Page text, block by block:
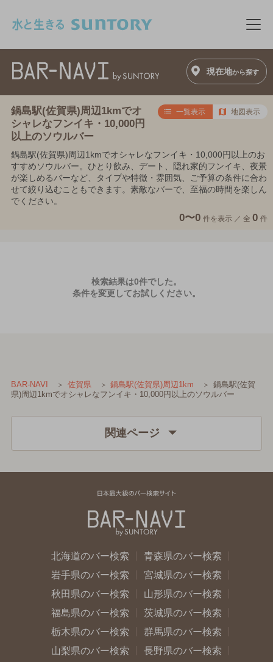
メ
現在地から探す
鍋島駅(佐賀県)周辺1kmでオ
シャレなフンイキ・10,000円
以上のソウルバー
一覧表示 地図表示
鍋島駅(佐賀県)周辺1kmでオシャレなフンイキ・10,000円以上のお
すすめソウルバー。ひとり飲み、デート、隠れ家的フンイキ、夜景
が楽しめるバーなど、タイプや特徴・雰囲気、ご予算の条件に合わ
せて絞り込むこともできます。素敵なバーで、至福の時間を楽しん
でください。
0〜0 件を表示 ／ 全 0 件
検索結果は0件でした。
条件を変更してお試しください。
BAR-NAVI 佐賀県 鍋島駅(佐賀県)周辺1km
鍋島駅(佐賀
県)周辺1kmでオシャレなフンイキ・10,000円以上のソウルバー
関連ページ
北海道のバー検索
青森県のバー検索
岩手県のバー検索
宮城県のバー検索
秋田県のバー検索
山形県のバー検索
福島県のバー検索
茨城県のバー検索
栃木県のバー検索
群馬県のバー検索
山梨県のバー検索
長野県のバー検索